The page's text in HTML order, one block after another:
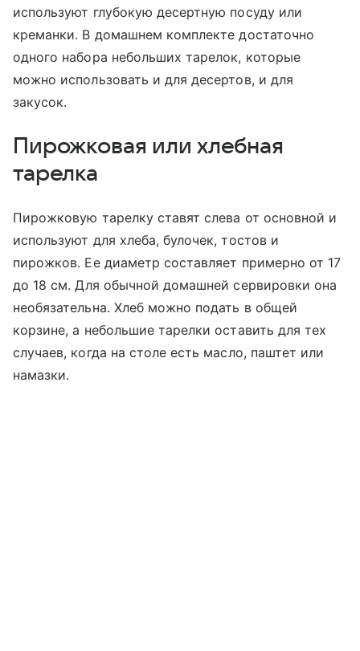
используют глубокую десертную посуду или
креманки. В домашнем комплекте достаточно
одного набора небольших тарелок, которые
можно использовать и для десертов, и для
закусок.
Пирожковая или хлебная
тарелка
Пирожковую тарелку ставят слева от основной и
используют для хлеба, булочек, тостов и
пирожков. Ее диаметр составляет примерно от 17
до 18 см. Для обычной домашней сервировки она
необязательна. Хлеб можно подать в общей
корзине, а небольшие тарелки оставить для тех
случаев, когда на столе есть масло, паштет или
намазки.